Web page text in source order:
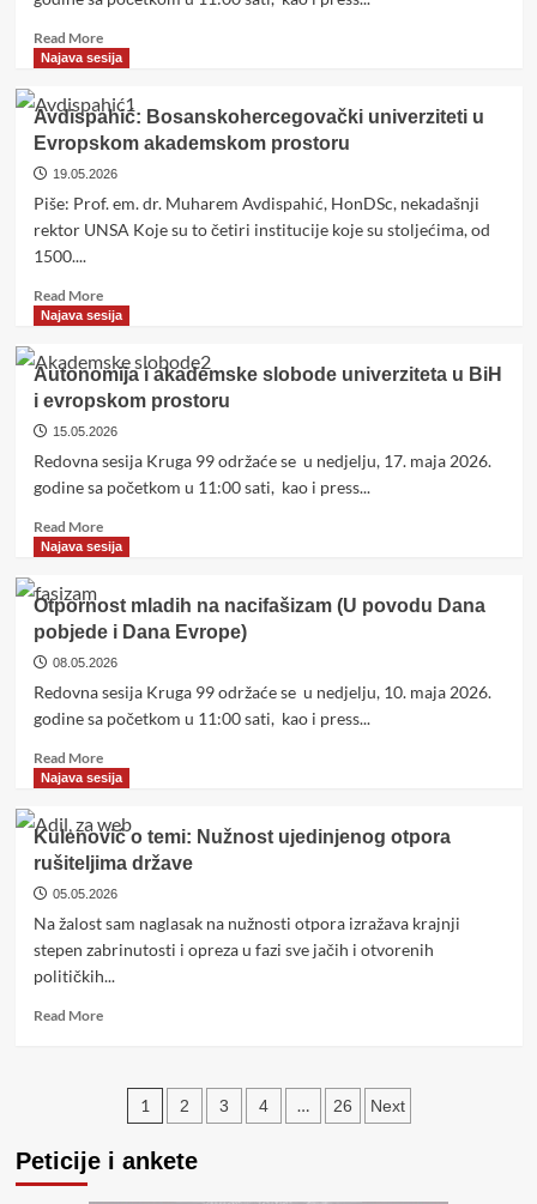
borbe
za
modernu
Read MoreRead
more
Kako
da
BiH
iziđe
iz
političke
Najava sesija
Avdispahić: Bosanskohercegovački univerziteti u
Evropskom akademskom prostoru
19.05.2026
Piše: Prof. em. dr. Muharem Avdispahić, HonDSc, nekadašnji
rektor UNSA Koje su to četiri institucije koje su stoljećima, od
1500....
Read MoreRead
more
Avdispahić:
Bosanskohercegovački
univerziteti
u
Evropskom
akademskom
prostoru
Najava sesija
Autonomija i akademske slobode univerziteta u BiH
i evropskom prostoru
15.05.2026
Redovna sesija Kruga 99 održaće se u nedjelju, 17. maja 2026.
godine sa početkom u 11:00 sati, kao i press...
Read MoreRead
more
i
akademske
slobode
univerziteta
BiH
evropskom
Najava sesija
Otpornost mladih na nacifašizam (U povodu Dana
pobjede i Dana Evrope)
08.05.2026
Redovna sesija Kruga 99 održaće se u nedjelju, 10. maja 2026.
godine sa početkom u 11:00 sati, kao i press...
Read MoreRead
more
Otpornost
mladih
na
nacifašizam
Dana
pobjede
Najava sesija
Kulenović o temi: Nužnost ujedinjenog otpora
rušiteljima države
05.05.2026
Na žalost sam naglasak na nužnosti otpora izražava krajnji
stepen zabrinutosti i opreza u fazi sve jačih i otvorenih
političkih...
Read MoreRead
temi:
Nužnost
ujedinjenog
Posts
pagination
1 2 3 4 … 26 Next
Peticije i ankete